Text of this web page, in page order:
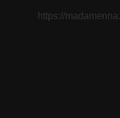
https://